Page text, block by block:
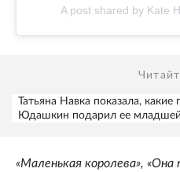
A post shared by Kate
Татьяна Навка показала, какие
Юдашкин подарил ее
«Маленькая королева»,